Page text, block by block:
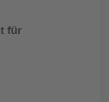
für